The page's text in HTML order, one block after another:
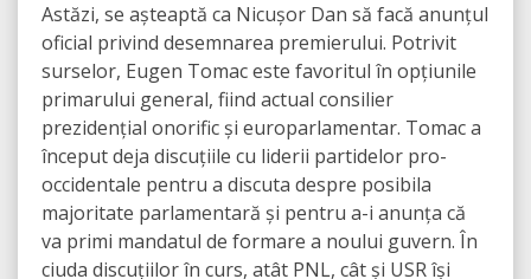
Astăzi, se așteaptă ca Nicușor Dan să facă anunțul
oficial privind desemnarea premierului. Potrivit
surselor, Eugen Tomac este favoritul în opțiunile
primarului general, fiind actual consilier
prezidențial onorific și europarlamentar. Tomac a
început deja discuțiile cu liderii partidelor pro-
occidentale pentru a discuta despre posibila
majoritate parlamentară și pentru a-i anunța că
va primi mandatul de formare a noului guvern. În
ciuda discuțiilor în curs, atât PNL, cât și USR își